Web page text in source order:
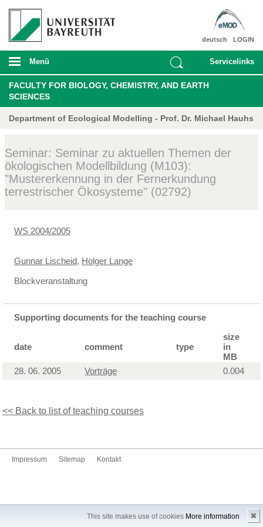
This site makes use of cookies More information ✖
LOGIN
deutsch
Menü Servicelinks
FACULTY FOR BIOLOGY, CHEMISTRY, AND EARTH
SCIENCES
Department of Ecological Modelling - Prof. Dr. Michael Hauhs
Seminar: Seminar zu aktuellen Themen der
ökologischen Modellbildung (M103):
"Mustererkennung in der Fernerkundung
terrestrischer Ökosysteme" (02792)
WS 2004/2005
Gunnar Lischeid, Holger Lange
Blockveranstaltung
Supporting documents for the teaching course
date comment type
size
in
MB
28. 06. 2005
Vorträge 0.004
<< Back to list of teaching courses
Impressum Sitemap Kontakt